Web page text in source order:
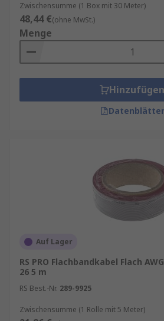
Zwischensumme (1 Box mit 30 Meter)
48,44 €(ohne MwSt.)
Menge
Hinzufügen
Datenblätter
Auf Lager
RS PRO Flachbandkabel Flach
26 5 m
RS Best.-Nr. 289-9925
Zwischensumme (1 Rolle mit 5 Meter)